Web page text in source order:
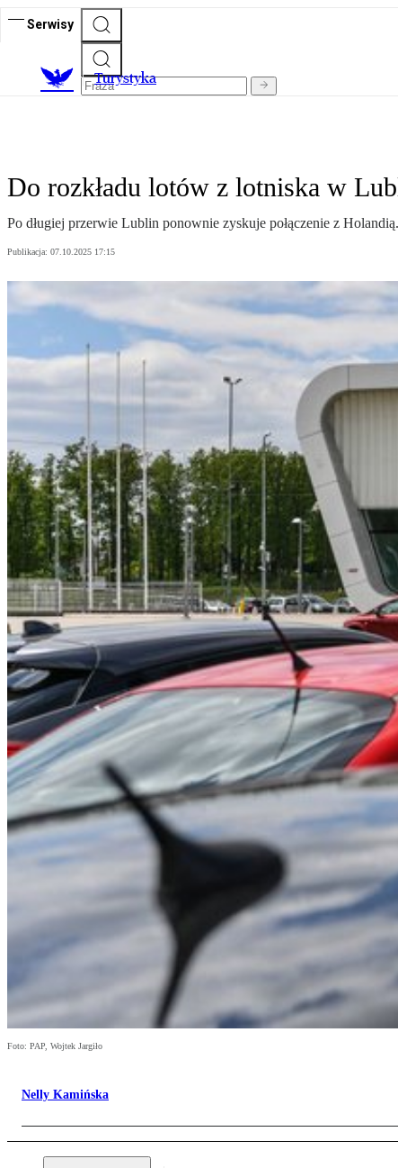
Serwisy
Turystyka
Do rozkładu lotów z lotniska w
Po długiej przerwie Lublin ponownie zyskuje połączenie z
Publikacja: 07.10.2025 17:15
Foto: PAP, Wojtek Jargiło
Nelly Kamińska